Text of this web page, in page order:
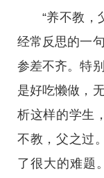
“养不教，
经常反思的一
参差不齐。特
是好吃懒做，
析这样的学生
不教，父之过
了很大的难题